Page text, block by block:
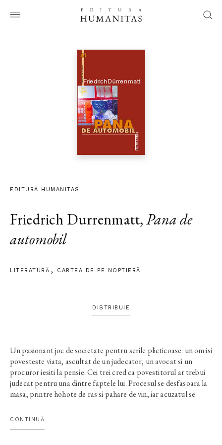
EDITURA HUMANITAS
Friedrich Durrenmatt,Pana de
automobil
LITERATURĂ CARTEA DE PE NOPTIERĂ
DISTRIBUIE
Un pasionant joc de societate pentru serile plicticoase: un om isi
povesteste viata, ascultat de un judecator, un avocat si un
procuror iesiti la pensie. Cei trei cred ca povestitorul ar trebui
judecat pentru una dintre faptele lui. Procesul se desfasoara la
masa, printre hohote de ras si pahare de vin, iar acuzatul se
reprezentant oarecare al unei firme de textile, va primi
verdictul la sfarsitul noptii. V-ati gandit vreodata care e lucrul
CONTINUĂ